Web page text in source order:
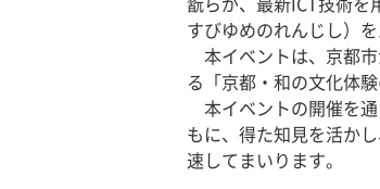
すびゆめのれんじし）
本イベントは、京都
る「京都・和の文化体
本イベントの開催を
もに、得た知見を活か
速してまいります。